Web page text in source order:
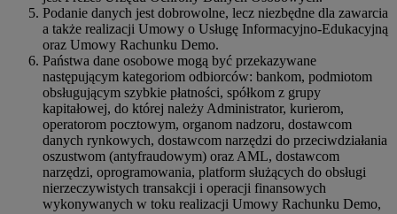
Podanie danych jest dobrowolne, lecz niezbędne dla zawarcia
a także realizacji Umowy o Usługę Informacyjno-Edukacyjną
oraz Umowy Rachunku Demo.
Państwa dane osobowe mogą być przekazywane
następującym kategoriom odbiorców: bankom, podmiotom
obsługującym szybkie płatności, spółkom z grupy
kapitałowej, do której należy Administrator, kurierom,
operatorom pocztowym, organom nadzoru, dostawcom
danych rynkowych, dostawcom narzędzi do przeciwdziałania
oszustwom (antyfraudowym) oraz AML, dostawcom
narzędzi, oprogramowania, platform służących do obsługi
nierzeczywistych transakcji i operacji finansowych
wykonywanych w toku realizacji Umowy Rachunku Demo,